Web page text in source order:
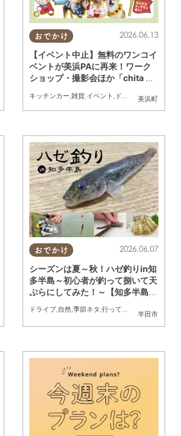
友人, トレンド
おでかけ
美浜町
2026.06.13
【イベント中止】無料のワンコイ
ベントが美浜PAに再来！ワーク
ショップ・撮影会ほか「chita wa
浜町で開催／ちたまる広告
キッチンカー,雑貨,イベント , ドライブ ,ちたまる広告
町 阿久比町, 半田市,常滑市,武豊町 ,美浜町
おでかけ
半田市
2026.06.07
シーズンは夏～秋！ハゼ釣りin知
多半島～初心者が釣って捌いて天
ぷらにしてみた！～【知多半島レ
ドライブ,自然,季節ネタ ,行ってみたレポ , 夫婦